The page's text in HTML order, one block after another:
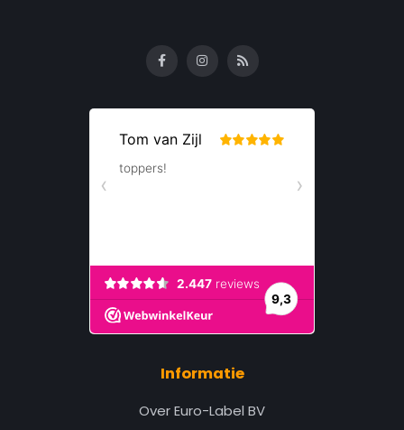
Informatie
Over Euro-Label BV